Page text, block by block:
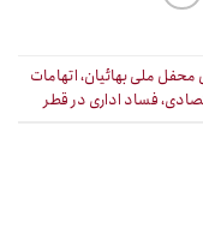
ملی بهائیان، اتهامات
فساد اداری در قطر